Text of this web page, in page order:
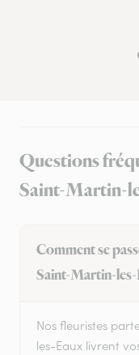
Questions
Saint-Martin-
Comment se
Saint-Martin-les-
Nos fleuristes
les-Eaux livrent